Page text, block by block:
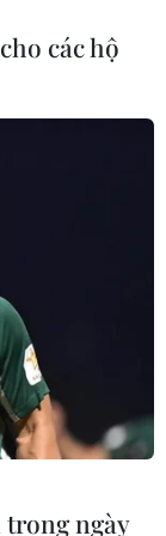
các hộ
trong ngày